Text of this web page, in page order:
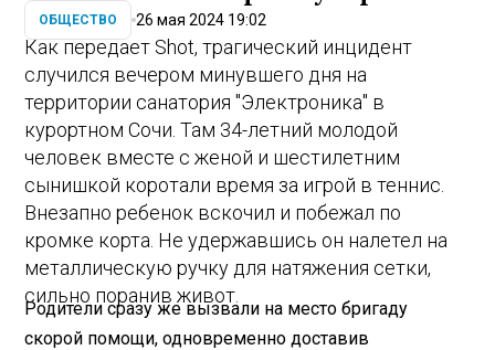
ОБЩЕСТВО 26 мая 2024 19:02
Как передает Shot, трагический инцидент
случился вечером минувшего дня на
территории санатория "Электроника" в
курортном Сочи. Там 34-летний молодой
человек вместе с женой и шестилетним
сынишкой коротали время за игрой в теннис.
Внезапно ребенок вскочил и побежал по
кромке корта. Не удержавшись он налетел на
металлическую ручку для натяжения сетки,
сильно поранив живот.
Родители сразу же вызвали на место бригаду
скорой помощи, одновременно доставив